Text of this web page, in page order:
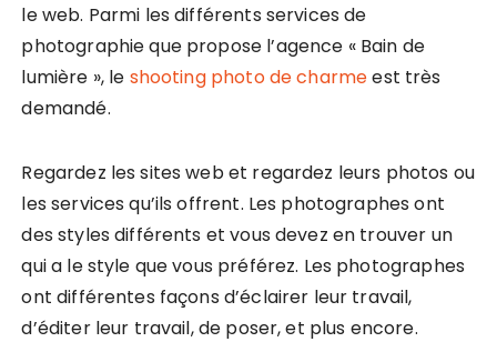
le web. Parmi les différents services de
photographie que propose l’agence « Bain de
lumière », le shooting photo de charmeest très
demandé.
Regardez les sites web et regardez leurs photos ou
les services qu’ils offrent. Les photographes ont
des styles différents et vous devez en trouver un
qui a le style que vous préférez. Les photographes
ont différentes façons d’éclairer leur travail,
d’éditer leur travail, de poser, et plus encore.